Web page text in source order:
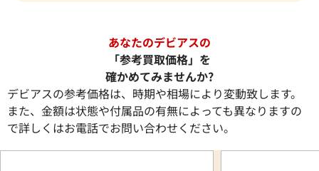
あなたのデビアスの
「参考買取価格」を
確かめてみませんか?
デビアスの参考価格は、時期や相場により変動致します。
また、金額は状態や付属品の有無によっても異なりますの
で詳しくはお電話でお問い合わせください。